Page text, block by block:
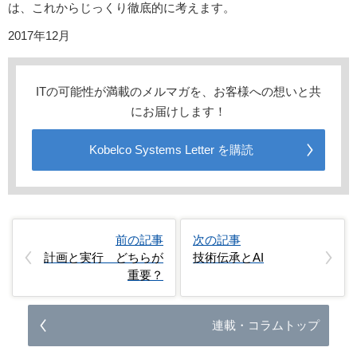
は、これからじっくり徹底的に考えます。
2017年12月
ITの可能性が満載のメルマガを、お客様への想いと共
にお届けします！
Kobelco Systems Letter を購読
前の記事
計画と実行 どちらが
重要？
次の記事
技術伝承とAI
連載・コラムトップ